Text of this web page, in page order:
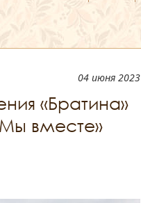
04 июня 2023
«Братина»
вместе»